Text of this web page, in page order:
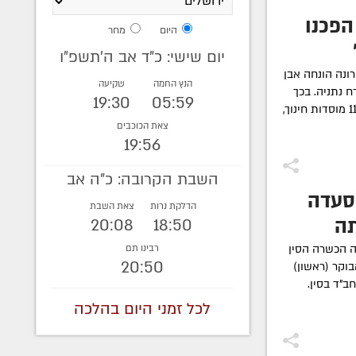
הונחה אבן
נתניה. בכך
משלימה חב"ד בעיר בניית 7 בתי כנסת, 11 מוסדות חינוך,
הכשרה הסין
(ראשון)
בסין.
היום מחר
יום שישי: כ"ד אב ה׳תשפ״ו
הנץ החמה
05:59
שקיעה
19:30
צאת הכוכבים
19:56
השבת הקרובה: כ"ה אב
הדלקת נרות
18:50
צאת השבת
20:08
רבינו תם
20:50
לכל זמני היום בהלכה